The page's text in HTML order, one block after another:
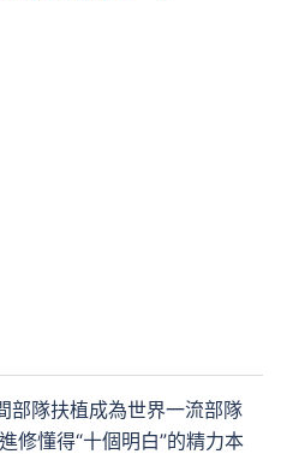
部隊扶植成為世界一流部隊
修懂得“十個明白”的精力本